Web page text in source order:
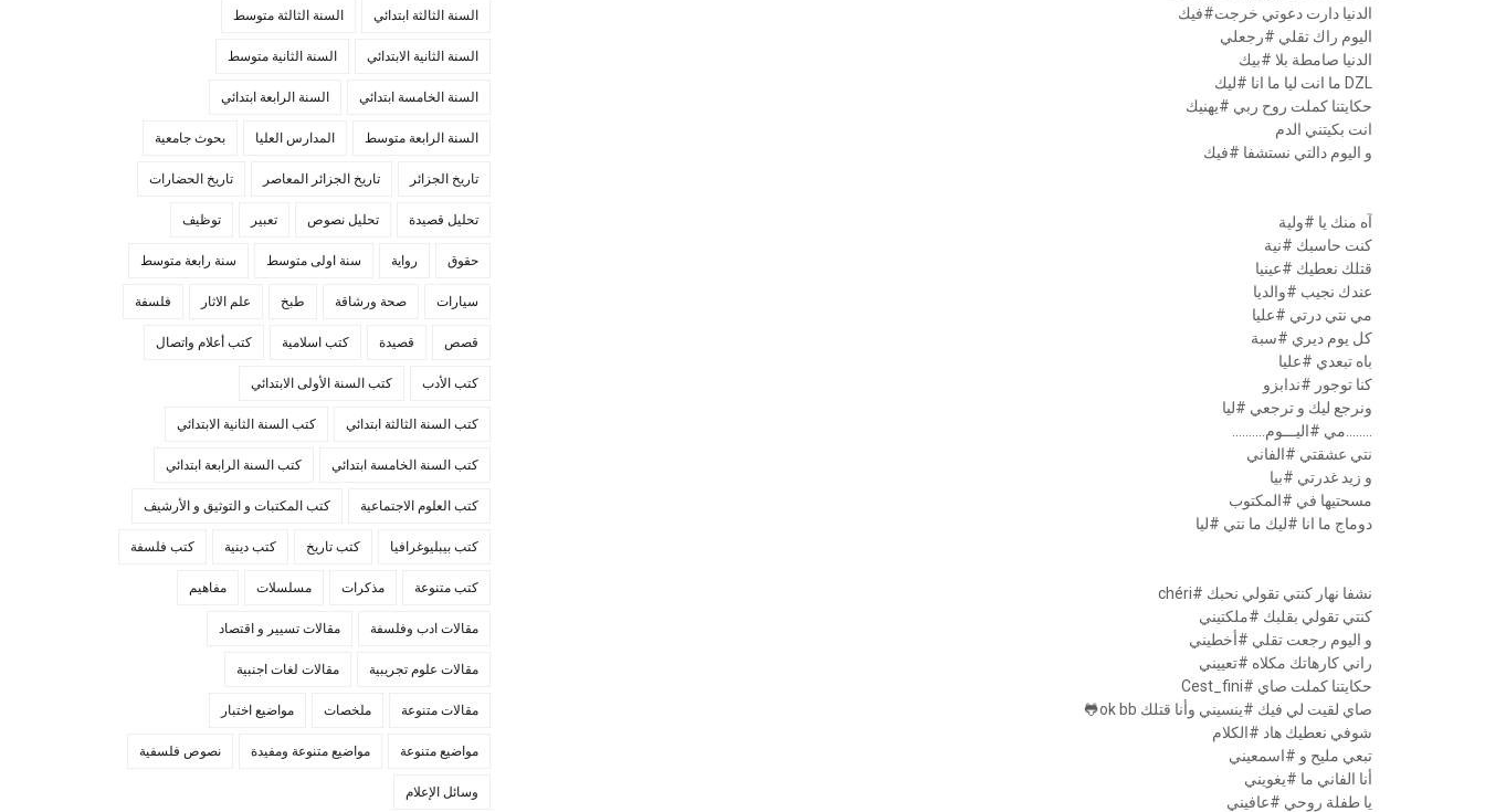
الدنيا دارت دعوتي خرجت#فيك
اليوم راك تقلي #رجعلي
الدنيا صامطة بلا #بيك
DZL ما انت ليا ما انا #ليك
حكايتنا كملت روح ربي #يهنيك
انت بكيتني الدم
و اليوم دالتي نستشفا #فيك
آه منك يا #ولية
كنت حاسبك #نية
قتلك نعطيك #عينيا
عندك نجيب #والديا
مي نتي درتي #عليا
كل يوم ديري #سبة
باه تبعدي #عليا
كنا توجور #ندابزو
ونرجع ليك و ترجعي #ليا
........مي #اليـــوم..........
نتي عشقتي #الفاني
و زيد غدرتي #بيا
مسحتيها في #المكتوب
دوماج ما انا #ليك ما نتي #ليا
نشفا نهار كنتي تقولي نحبك #chéri
كنتي تقولي بقلبك #ملكتيني
و اليوم رجعت تقلي #أخطيني
راني كارهاتك مكلاه #تعييني
حكايتنا كملت صاي #Cest_fini
صاي لقيت لي فيك #ينسيني وأنا قتلك ok bb🐸
شوفي نعطيك هاد #الكلام
تبعي مليح و #اسمعيني
أنا الفاني ما #يغويني
يا طفلة روحي #عافيني
السنة الثالثة ابتدائي السنة الثالثة متوسط
السنة الثانية الابتدائي السنة الثانية متوسط
السنة الخامسة ابتدائي السنة الرابعة ابتدائي
السنة الرابعة متوسط المدارس العليا بحوث جامعية
تاريخ الجزائر تاريخ الجزائر المعاصر تاريخ الحضارات
تحليل قصيدة تحليل نصوص تعبير توظيف
حقوق رواية سنة اولى متوسط سنة رابعة متوسط
سيارات صحة ورشاقة طبخ علم الاثار فلسفة
قصص قصيدة كتب اسلامية كتب أعلام واتصال
كتب الأدب كتب السنة الأولى الابتدائي
كتب السنة الثالثة ابتدائي كتب السنة الثانية الابتدائي
كتب السنة الخامسة ابتدائي كتب السنة الرابعة ابتدائي
كتب العلوم الاجتماعية كتب المكتبات و التوثيق و الأرشيف
كتب بيبليوغرافيا كتب تاريخ كتب دينية كتب فلسفة
كتب متنوعة مذكرات مسلسلات مفاهيم
مقالات ادب وفلسفة مقالات تسيير و اقتصاد
مقالات علوم تجريبية مقالات لغات اجنبية
مقالات متنوعة ملخصات مواضيع اختبار
مواضيع متنوعة مواضيع متنوعة ومفيدة نصوص فلسفية
وسائل الإعلام